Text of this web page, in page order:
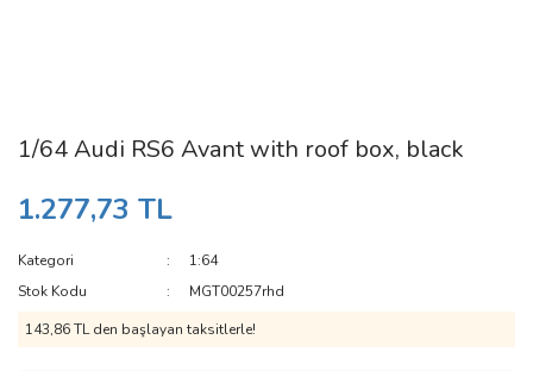
1/64 Audi RS6 Avant with roof box, black
1.277,73 TL
Kategori
1:64
Stok Kodu
MGT00257rhd
143,86 TL den başlayan taksitlerle!